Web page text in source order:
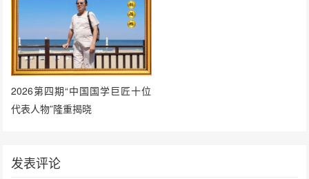
2026第四期“中国国学巨匠十位
代表人物”隆重揭晓
发表评论